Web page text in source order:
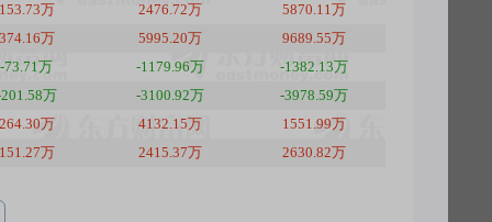
万
2476.72万
5870.11万
万
5995.20万
9689.55万
-73.71万
-1179.96万
-1382.13万
万
-3100.92万
-3978.59万
万
4132.15万
1551.99万
万
2415.37万 2630.82万